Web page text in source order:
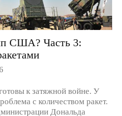
США? Часть 3:
к затяжной войне. У
с количеством ракет.
Дональда